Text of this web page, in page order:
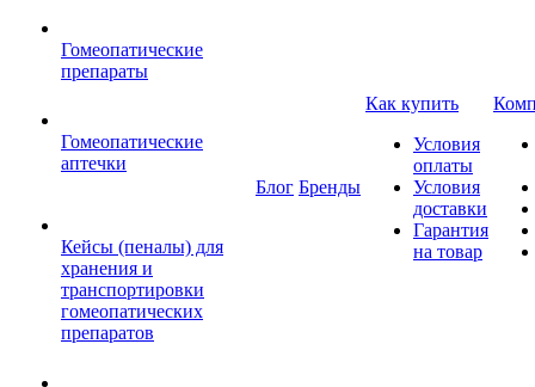
Гомеопатические
препараты
Гомеопатические
аптечки
Кейсы (пеналы) для
хранения и
транспортировки
гомеопатических
препаратов
Блог Бренды
Как купить
Условия
оплаты
Условия
доставки
Гарантия
на товар